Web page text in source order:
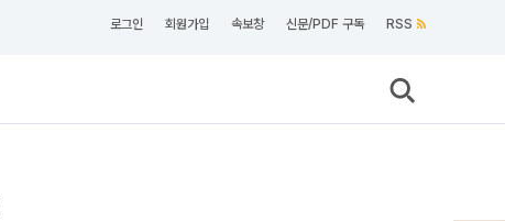
로그인 회원가입 속보창 신문/PDF 구독 RSS